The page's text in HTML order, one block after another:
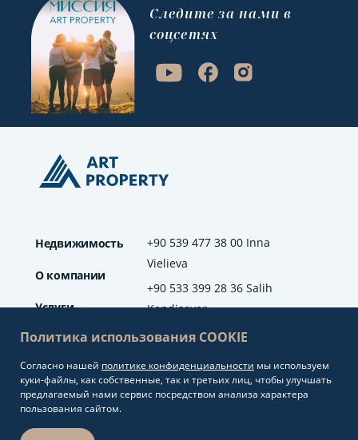
+90 539 477 38 00 Inna
Vielieva
+90 533 399 28 36 Salih
Kendisever
info@artproperty.net
Mahmutlar Mah.
Недвижимость
О компании
Услуги
Отзывы
Блог
Cледите за нами в
соцсетях
Политика использования COOKIE
Согласно нашей политике конфиденциальности мы используем
куки-файлы, как собственные, так и третьих лиц, чтобы улучшать
предлагаемый нами сервис посредством анализа характера
пользования сайтом.